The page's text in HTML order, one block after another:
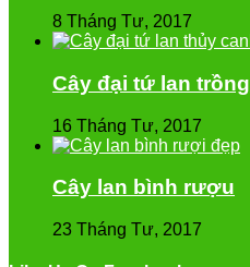
8 Tháng Tư, 2017
Cây đại tứ lan
16 Tháng Tư, 2017
Cây lan bình rượu
23 Tháng Tư, 2017